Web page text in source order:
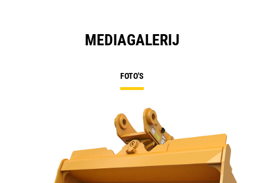
MEDIAGALERIJ
FOTO'S